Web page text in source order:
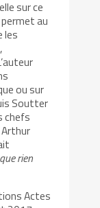
sur ce
au
les
ou sur
Soutter
chefs
rien
Actes